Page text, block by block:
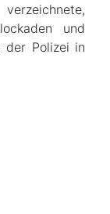
und
der Polizei in